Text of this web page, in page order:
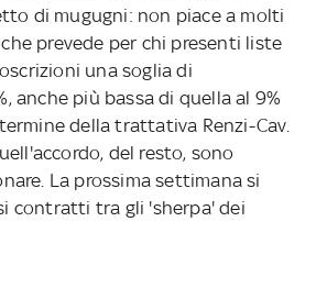
di mugugni: non piace a molti
prevede per chi presenti liste
una soglia di
anche più bassa di quella al 9%
della trattativa Renzi-Cav.
del resto, sono
La prossima settimana si
contratti tra gli 'sherpa' dei